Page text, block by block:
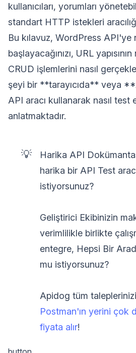
kullanıcıları, yorumları
standart HTTP istekleri
Bu kılavuz, WordPress API'ye
başlayacağınızı, URL yapısının
CRUD işlemlerini nasıl
şeyi bir **tarayıcıda** veya
API aracı kullanarak nasıl test
anlatmaktadır.
💡
Harika API
harika bir API Test
istiyorsunuz?
Geliştirici Ekibinizin
verimlilikle birlikte
entegre, Hepsi Bir
mu istiyorsunuz?
Apidog tüm
Postman'ın yerini çok
fiyata alır!